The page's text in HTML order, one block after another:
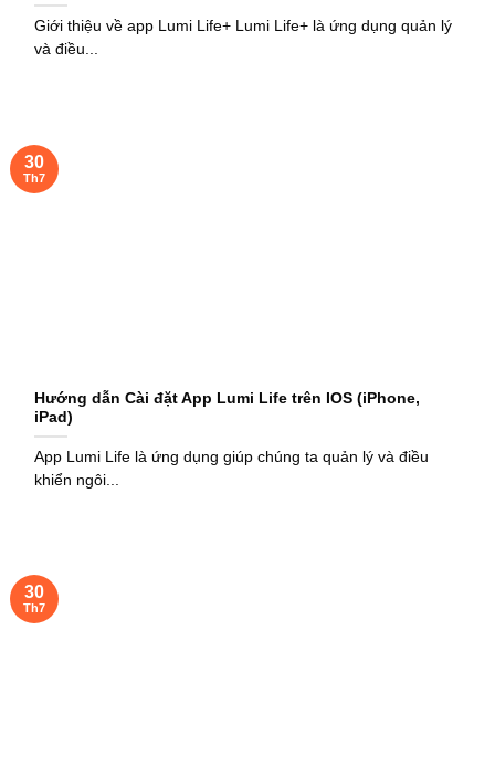
Giới thiệu về app Lumi Life+ Lumi Life+ là ứng dụng quản lý
và điều...
Hướng dẫn Cài đặt App Lumi Life trên IOS (iPhone,
iPad)
App Lumi Life là ứng dụng giúp chúng ta quản lý và điều
khiển ngôi...
30
Th7
30
Th7